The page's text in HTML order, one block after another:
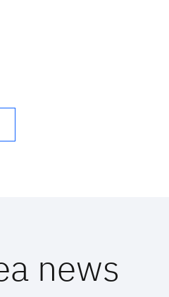
news